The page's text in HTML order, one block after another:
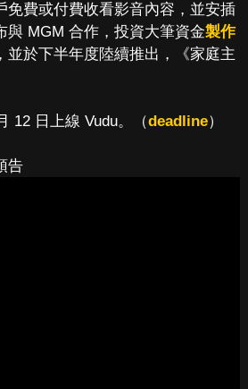
免費或付費收看影音內容，並安插
與 MGM 合作，投資大筆資金製作
，並於下半年度陸續推出，《家庭主
12 日上線 Vudu。（deadline）
告